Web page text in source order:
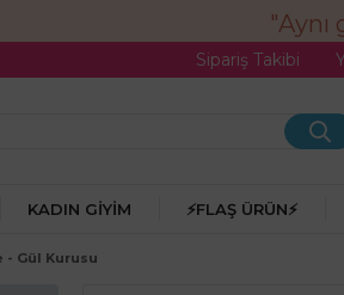
"Aynı
Sipariş Takibi
KADIN GIYIM ⚡FLAŞ ÜRÜN⚡
- Gül Kurusu